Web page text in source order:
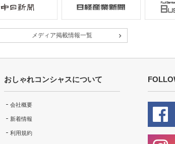
メディア掲載情報一覧
おしゃれコンシャスについて
会社概要
新着情報
利用規約